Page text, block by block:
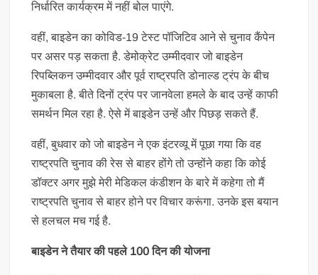
निर्धारित कार्यक्रम में नहीं बोल पाएंगे.
वहीं, बाइडेन का कोविड-19 टेस्ट पॉजिटिव आने से चुनाव कैंपेन
पर असर पड़ सकता है. डेमोक्रेट उम्मीदवार जो बाइडेन
रिपब्लिकन उम्मीदवार और पूर्व राष्ट्रपति डोनाल्ड ट्रंप के बीच
मुकाबला है. बीते दिनों ट्रंप पर जानवेला हमले के बाद उन्हें काफी
समर्थन मिल रहा है. ऐसे में बाइडेन उन्हें और पिछड़ सकते हैं.
वहीं, बुधवार को जो बाइडेन ने एक इंटरव्यू में पूछा गया कि वह
राष्ट्रपति चुनाव की रेस से बाहर होंगे तो उन्होंने कहा कि कोई
डॉक्टर अगर मुझे मेरी मेडिकल कंडीशन के बारे में कहेगा तो मैं
राष्ट्रपति चुनाव से बाहर होने पर विचार करूंगा. उनके इस बयान
से हलचल मच गई है.
बाइडेन ने तैयार की पहले 100 दिन की योजना